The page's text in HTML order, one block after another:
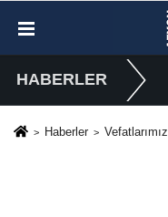
HABERLER
Haberler Vefatlarımız